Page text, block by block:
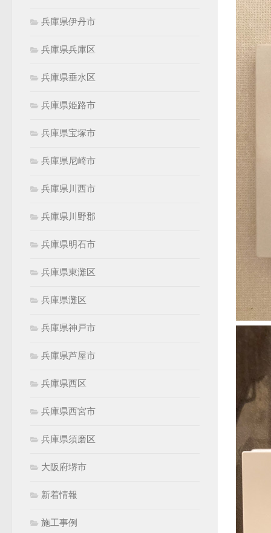
兵庫県伊丹市
兵庫県兵庫区
兵庫県垂水区
兵庫県姫路市
兵庫県宝塚市
兵庫県尼崎市
兵庫県川西市
兵庫県川野郡
兵庫県明石市
兵庫県東灘区
兵庫県灘区
兵庫県神戸市
兵庫県芦屋市
兵庫県西区
兵庫県西宮市
兵庫県須磨区
大阪府堺市
新着情報
施工事例